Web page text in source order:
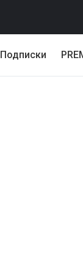
Подписки